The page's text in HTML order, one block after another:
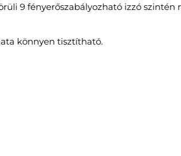
9 fényerőszabályozható izzó szintén
könnyen tisztítható.